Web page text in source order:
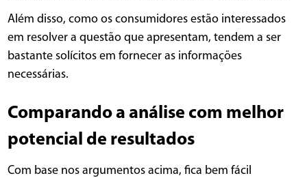
Além disso, como os consumidores estão interessados
em resolver a questão que apresentam, tendem a ser
bastante solícitos em fornecer as informações
necessárias.
Comparando a análise com melhor
potencial de resultados
Com base nos argumentos acima, fica bem fácil